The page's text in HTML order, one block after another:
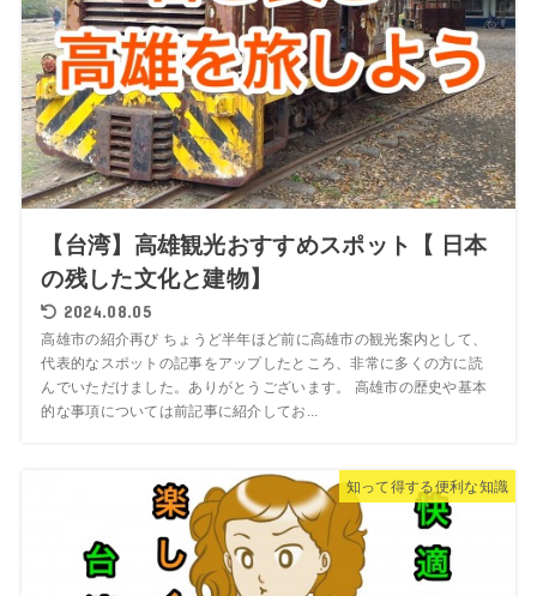
【台湾】高雄観光おすすめスポット【 日本
の残した文化と建物】
2024.08.05
高雄市の紹介再び ちょうど半年ほど前に高雄市の観光案内として、
代表的なスポットの記事をアップしたところ、非常に多くの方に読
んでいただけました。ありがとうございます。 高雄市の歴史や基本
的な事項については前記事に紹介してお...
知って得する便利な知識